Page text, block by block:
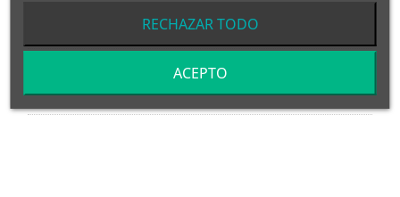
KIT REP. PIVOTE DE MANGUETA
RECHAZAR TODO
ACEPTO